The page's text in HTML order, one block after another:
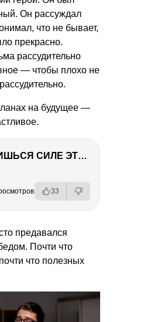
Он рассуждал
что не бывает,
прекрасно.
рассудительно
— чтобы плохо не
на будущее —
ТЫ УДИВИШЬСЯ СИЛЕ ЭТО ЧЕЛОВЕКА! Блог о нашей поездке в Вышний Волочек
33
предавался
Почти что
что полезных